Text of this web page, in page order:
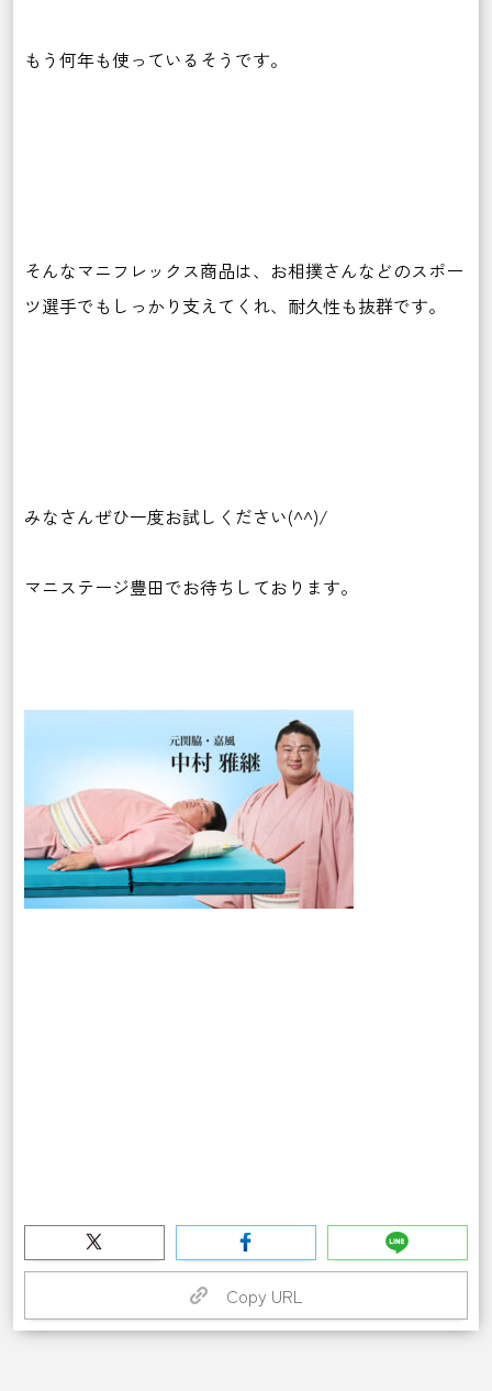
もう何年も使っているそうです。
そんなマニフレックス商品は、お相撲さんなどのスポー
ツ選手でもしっかり支えてくれ、耐久性も抜群です。
みなさんぜひ一度お試しください(^^)/
マニステージ豊田でお待ちしております。
Copy URL